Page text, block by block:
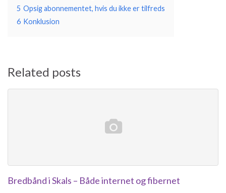
5 Opsig abonnementet, hvis du ikke er tilfreds
6 Konklusion
Related posts
Bredbånd i Skals – Både internet og fibernet